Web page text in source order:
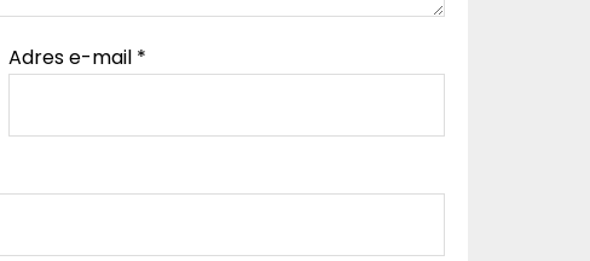
Adres e-mail *